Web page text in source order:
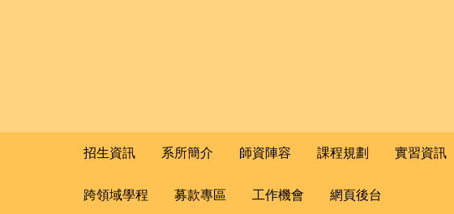
招生資訊 系所簡介 師資陣容 課程規劃 實習資訊
跨領域學程 募款專區 工作機會 網頁後台